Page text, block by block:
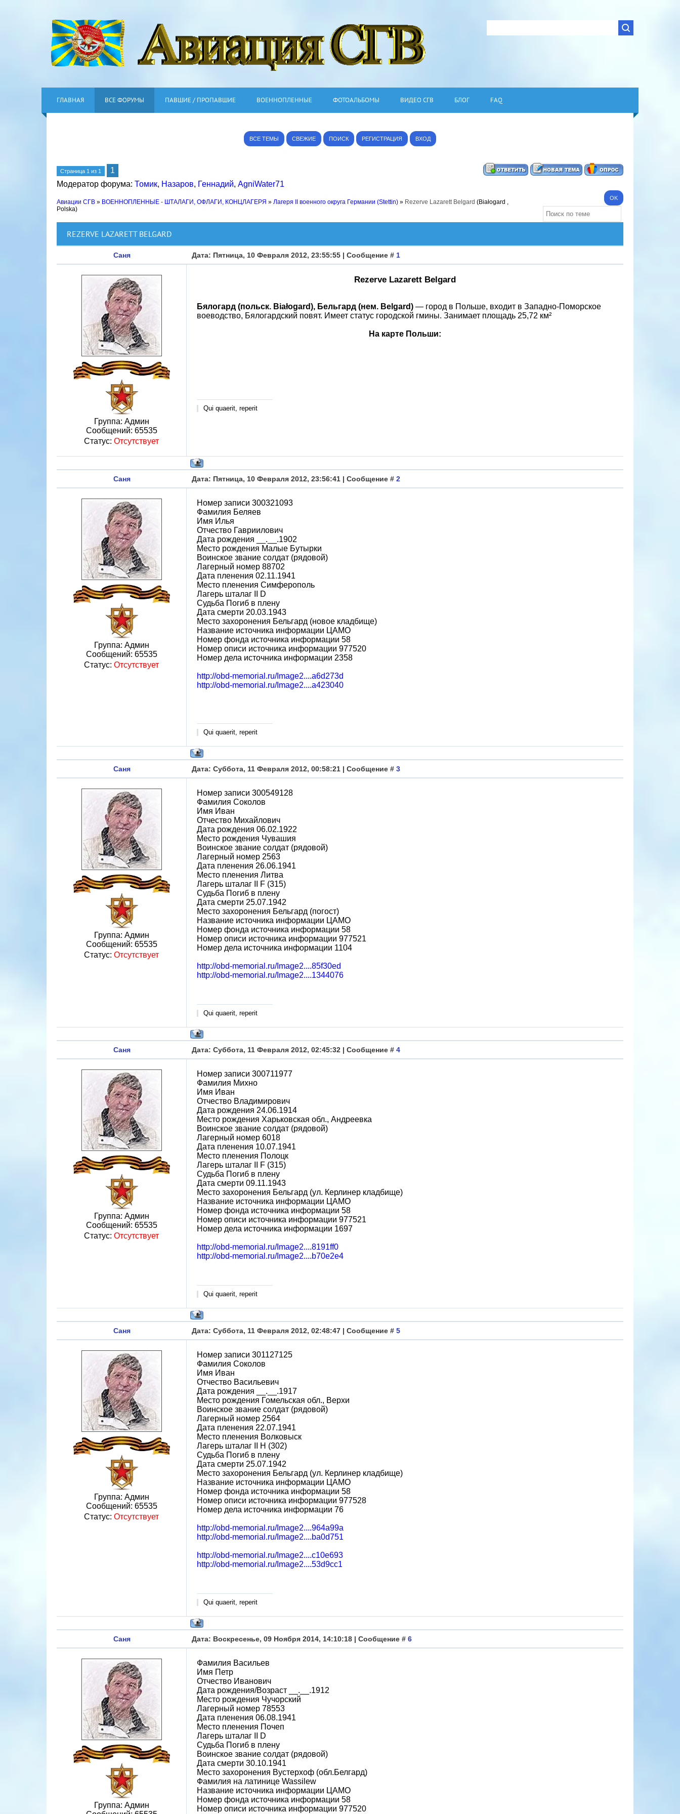
ГЛАВНАЯ ВСЕ ФОРУМЫ ПАВШИЕ / ПРОПАВШИЕ ВОЕННОПЛЕННЫЕ ФОТОАЛЬБОМЫ ВИДЕО СГВ БЛОГ FAQ
ВСЕ ТЕМЫ СВЕЖИЕ ПОИСК РЕГИСТРАЦИЯ ВХОД
Страница 1 из 1
1
Модератор форума: Томик, Назаров, Геннадий, AgniWater71
Авиации СГВ » ВОЕННОПЛЕННЫЕ - ШТАЛАГИ, ОФЛАГИ, КОНЦЛАГЕРЯ » Лагеря II военного округа Германии (Stettin) » Rezerve Lazarett Belgard (Białogard ,
Polska)
REZERVE LAZARETT BELGARD
Саня Дата: Пятница, 10 Февраля 2012, 23:55:55 | Сообщение # 1
Группа: Админ
Сообщений: 65535
Статус: Отсутствует
Rezerve Lazarett Belgard
Бялогард (польск. Białogard), Бельгард (нем. Belgard) — город в Польше, входит в Западно-Поморское
воеводство, Бялогардский повят. Имеет статус городской гмины. Занимает площадь 25,72 км²
На карте Польши:
Qui quaerit, reperit
Саня Дата: Пятница, 10 Февраля 2012, 23:56:41 | Сообщение # 2
Группа: Админ
Сообщений: 65535
Статус: Отсутствует
Номер записи 300321093
Фамилия Беляев
Имя Илья
Отчество Гавриилович
Дата рождения __.__.1902
Место рождения Малые Бутырки
Воинское звание солдат (рядовой)
Лагерный номер 88702
Дата пленения 02.11.1941
Место пленения Симферополь
Лагерь шталаг II D
Судьба Погиб в плену
Дата смерти 20.03.1943
Место захоронения Бельгард (новое кладбище)
Название источника информации ЦАМО
Номер фонда источника информации 58
Номер описи источника информации 977520
Номер дела источника информации 2358
http://obd-memorial.ru/Image2....a6d273d
http://obd-memorial.ru/Image2....a423040
Qui quaerit, reperit
Саня Дата: Суббота, 11 Февраля 2012, 00:58:21 | Сообщение # 3
Группа: Админ
Сообщений: 65535
Статус: Отсутствует
Номер записи 300549128
Фамилия Соколов
Имя Иван
Отчество Михайлович
Дата рождения 06.02.1922
Место рождения Чувашия
Воинское звание солдат (рядовой)
Лагерный номер 2563
Дата пленения 26.06.1941
Место пленения Литва
Лагерь шталаг II F (315)
Судьба Погиб в плену
Дата смерти 25.07.1942
Место захоронения Бельгард (погост)
Название источника информации ЦАМО
Номер фонда источника информации 58
Номер описи источника информации 977521
Номер дела источника информации 1104
http://obd-memorial.ru/Image2....85f30ed
http://obd-memorial.ru/Image2....1344076
Qui quaerit, reperit
Саня Дата: Суббота, 11 Февраля 2012, 02:45:32 | Сообщение # 4
Группа: Админ
Сообщений: 65535
Статус: Отсутствует
Номер записи 300711977
Фамилия Михно
Имя Иван
Отчество Владимирович
Дата рождения 24.06.1914
Место рождения Харьковская обл., Андреевка
Воинское звание солдат (рядовой)
Лагерный номер 6018
Дата пленения 10.07.1941
Место пленения Полоцк
Лагерь шталаг II F (315)
Судьба Погиб в плену
Дата смерти 09.11.1943
Место захоронения Бельгард (ул. Керлинер кладбище)
Название источника информации ЦАМО
Номер фонда источника информации 58
Номер описи источника информации 977521
Номер дела источника информации 1697
http://obd-memorial.ru/Image2....8191ff0
http://obd-memorial.ru/Image2....b70e2e4
Qui quaerit, reperit
Саня Дата: Суббота, 11 Февраля 2012, 02:48:47 | Сообщение # 5
Группа: Админ
Сообщений: 65535
Статус: Отсутствует
Номер записи 301127125
Фамилия Соколов
Имя Иван
Отчество Васильевич
Дата рождения __.__.1917
Место рождения Гомельская обл., Верхи
Воинское звание солдат (рядовой)
Лагерный номер 2564
Дата пленения 22.07.1941
Место пленения Волковыск
Лагерь шталаг II H (302)
Судьба Погиб в плену
Дата смерти 25.07.1942
Место захоронения Бельгард (ул. Керлинер кладбище)
Название источника информации ЦАМО
Номер фонда источника информации 58
Номер описи источника информации 977528
Номер дела источника информации 76
http://obd-memorial.ru/Image2....964a99a
http://obd-memorial.ru/Image2....ba0d751
http://obd-memorial.ru/Image2....c10e693
http://obd-memorial.ru/Image2....53d9cc1
Qui quaerit, reperit
Саня Дата: Воскресенье, 09 Ноября 2014, 14:10:18 | Сообщение # 6
Группа: Админ
Фамилия Васильев
Имя Петр
Отчество Иванович
Дата рождения/Возраст __.__.1912
Место рождения Чучорский
Лагерный номер 78553
Дата пленения 06.08.1941
Место пленения Почеп
Лагерь шталаг II D
Судьба Погиб в плену
Воинское звание солдат (рядовой)
Дата смерти 30.10.1941
Место захоронения Вустерхоф (обл.Белгард)
Фамилия на латинице Wassilew
Название источника информации ЦАМО
Номер фонда источника информации 58
Номер описи источника информации 977520